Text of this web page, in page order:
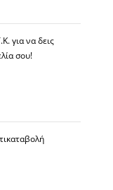
για να δεις
σου!